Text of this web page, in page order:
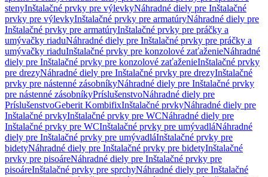
stenyInštalačné prvky pre výlevkyNáhradné diely pre Inštalačné
prvky pre výlevkyInštalačné prvky pre armatúryNáhradné diely pre
Inštalačné prvky pre armatúryInštalačné prvky pre práčky a
umývačky riaduNáhradné diely pre Inštalačné prvky pre práčky a
umývačky riaduInštalačné prvky pre konzolové zaťaženieNáhradné
diely pre Inštalačné prvky pre konzolové zaťaženieInštalačné prvky
pre drezyNáhradné diely pre Inštalačné prvky pre drezyInštalačné
prvky pre nástenné zásobníkyNáhradné diely pre Inštalačné prvky
pre nástenné zásobníkyPríslušenstvoNáhradné diely pre
PríslušenstvoGeberit KombifixInštalačné prvkyNáhradné diely pre
Inštalačné prvkyInštalačné prvky pre WCNáhradné diely pre
Inštalačné prvky pre WCInštalačné prvky pre umývadláNáhradné
diely pre Inštalačné prvky pre umývadláInštalačné prvky pre
bidetyNáhradné diely pre Inštalačné prvky pre bidetyInštalačné
prvky pre pisoáreNáhradné diely pre Inštalačné prvky pre
pisoáreInštalačné prvky pre sprchyNáhradné diely pre Inštalačné